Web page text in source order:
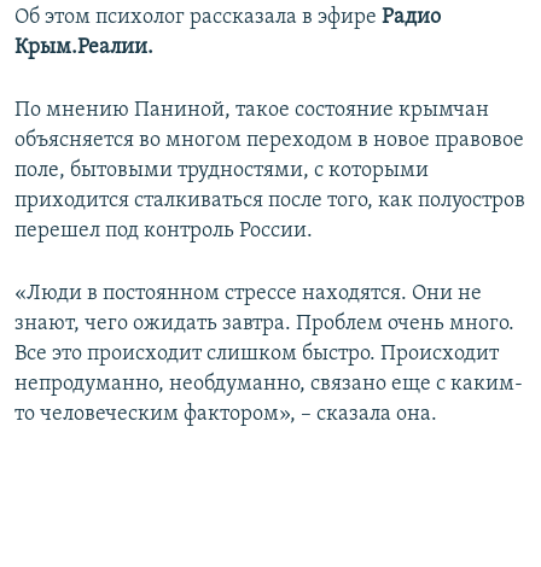
Об этом психолог рассказала в эфире Радио
Крым.Реалии.
По мнению Паниной, такое состояние крымчан
объясняется во многом переходом в новое правовое
поле, бытовыми трудностями, с которыми
приходится сталкиваться после того, как полуостров
перешел под контроль России.
«Люди в постоянном стрессе находятся. Они не
знают, чего ожидать завтра. Проблем очень много.
Все это происходит слишком быстро. Происходит
непродуманно, необдуманно, связано еще с каким-
то человеческим фактором», – сказала она.